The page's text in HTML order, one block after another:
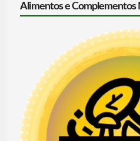
Alimentos e Complementos